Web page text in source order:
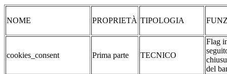
NOME PROPRIETÀ TIPOLOGIA
cookies_consent Prima parte TECNICO
Flag
del